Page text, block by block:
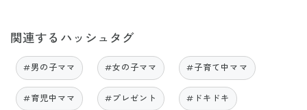
関連するハッシュタグ
#男の子ママ #女の子ママ #子育て中ママ
#育児中ママ #プレゼント #ドキドキ